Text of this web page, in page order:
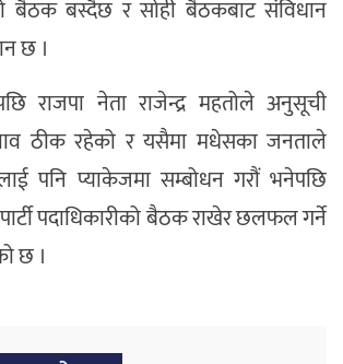
बैठक बस्दैछ र सोही बैठकबाट संविधान
छ ।
राजपा नेता राजेन्द्र महतोले अनुसूची
ठीक रहेको र यसैमा मधेसका जनताले
पनि प्याकेजमा सम्बोधन गरौं भनेपछि
पदाधिकारीको बैठक राखेर छलफल गर्ने
छ ।